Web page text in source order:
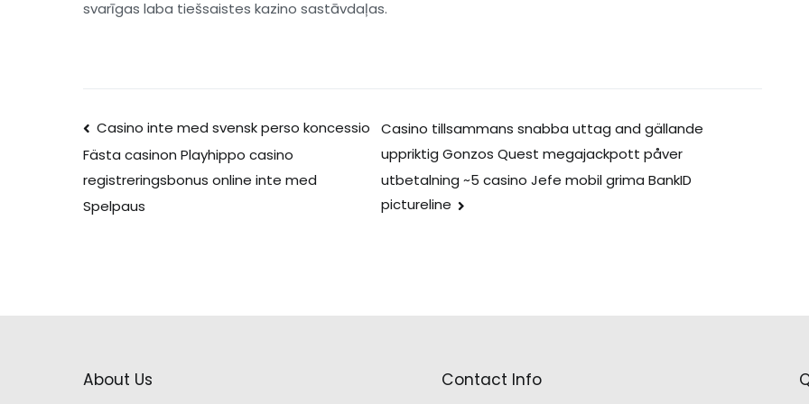
svarīgas laba tiešsaistes kazino sastāvdaļas.
Post
navigation
Casino inte med svensk perso koncessio
Fästa casinon Playhippo casino
registreringsbonus online inte med
Spelpaus
Casino tillsammans snabba uttag and gällande
uppriktig Gonzos Quest megajackpott påver
utbetalning ~5 casino Jefe mobil grima BankID
pictureline
About Us Contact Info